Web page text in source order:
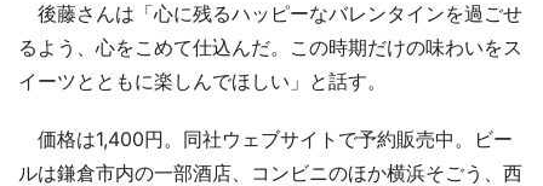
後藤さんは「心に残るハッピーなバレンタインを過ごせ
るよう、心をこめて仕込んだ。この時期だけの味わいをス
イーツとともに楽しんでほしい」と話す。
価格は1,400円。同社ウェブサイトで予約販売中。ビー
ルは鎌倉市内の一部酒店、コンビニのほか横浜そごう、西